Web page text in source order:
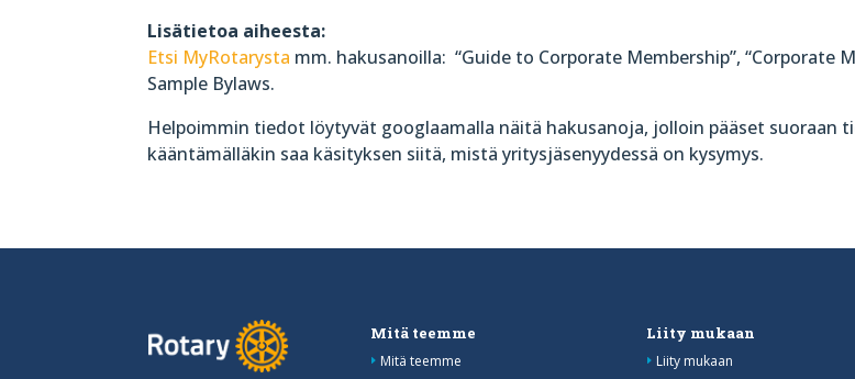
Lisätietoa aiheesta:
Etsi MyRotarysta mm. hakusanoilla: “Guide to Corporate Membership”, “Corporate
Sample Bylaws.
Helpoimmin tiedot löytyvät googlaamalla näitä hakusanoja, jolloin pääset suoraan
kääntämälläkin saa käsityksen siitä, mistä yritysjäsenyydessä on kysymys.
Mitä teemme
Mitä teemme
Liity mukaan
Liity mukaan